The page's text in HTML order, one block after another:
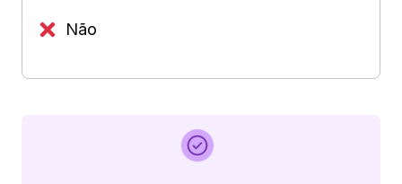
Não